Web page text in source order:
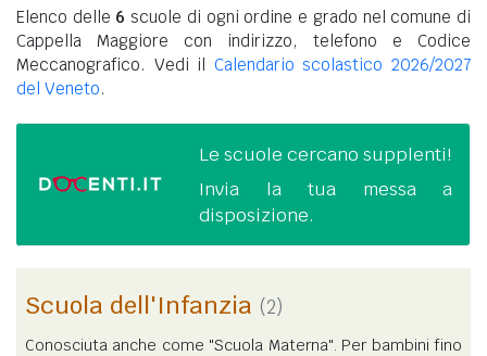
Elenco delle 6 scuole di ogni ordine e grado nel comune di
Cappella Maggiore con indirizzo, telefono e Codice
Meccanografico. Vedi il Calendario scolastico 2026/2027
del Veneto.
Le scuole cercano supplenti!
Invia la tua messa a
disposizione.
Scuola dell'Infanzia (2)
Conosciuta anche come "Scuola Materna". Per bambini fino